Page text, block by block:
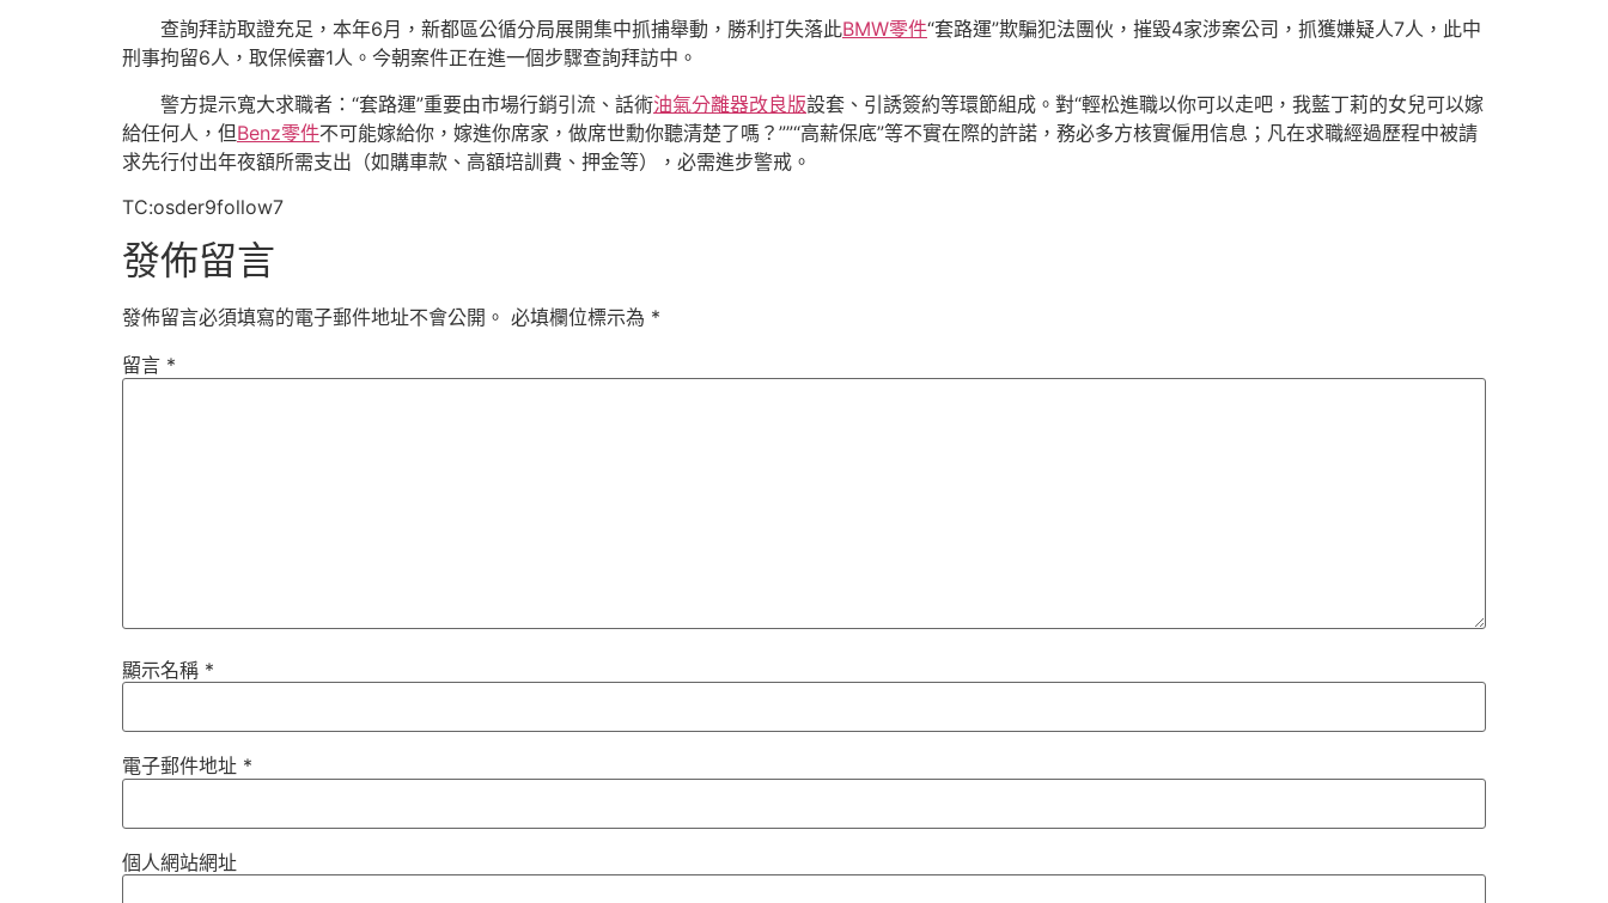
查詢拜訪取證充足，本年6月，新都區公循分局展開集中抓捕舉動，勝利打失落此BMW零件“套路運”欺騙犯法團伙，摧毀4家涉案公司，抓獲嫌疑人7人，此中
刑事拘留6人，取保候審1人。今朝案件正在進一個步驟查詢拜訪中。
警方提示寬大求職者：“套路運”重要由市場行銷引流、話術油氣分離器改良版設套、引誘簽約等環節組成。對“輕松進職以你可以走吧，我藍丁莉的女兒可以嫁
給任何人，但Benz零件不可能嫁給你，嫁進你席家，做席世勳你聽清楚了嗎？””“高薪保底”等不實在際的許諾，務必多方核實僱用信息；凡在求職經過歷程中被請
求先行付出年夜額所需支出（如購車款、高額培訓費、押金等），必需進步警戒。
TC:osder9follow7
發佈留言
發佈留言必須填寫的電子郵件地址不會公開。 必填欄位標示為 *
留言 *
顯示名稱 *
電子郵件地址 *
個人網站網址